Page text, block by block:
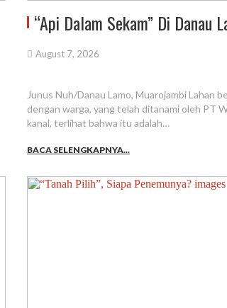
“Api Dalam Sekam” Di Danau
August 7, 2026
Junus Nuh/Danau Lamo, Muarojambi Lahan
dengan warga, yang telah ditanami oleh PT
kanal, terlihat bahwa itu adalah…
BACA SELENGKAPNYA...